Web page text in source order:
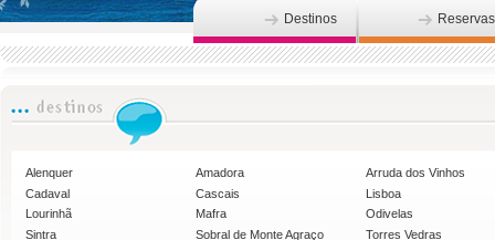
Destinos Reservas
Alenquer Amadora
Arruda dos Vinhos
Cadaval
Cascais
Lisboa
Lourinhã
Mafra
Odivelas
Sintra
Sobral de Monte Agraço Torres Vedras